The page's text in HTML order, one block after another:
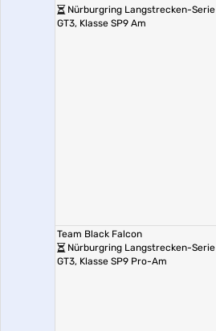
Nürburgring Langstrecken-Serie
GT3, Klasse SP9 Am
Team Black Falcon
Nürburgring Langstrecken-Serie
GT3, Klasse SP9 Pro-Am